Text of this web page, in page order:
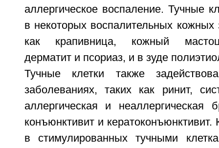
аллергическое воспаление. Тучные
в некоторых воспалительных кожных
как крапивница, кожный
дерматит и псориаз, и в зуде
Тучные клетки также
заболеваниях, таких как ринит,
аллергическая и неаллергическая
конъюнктивит и
в стимулированных тучными